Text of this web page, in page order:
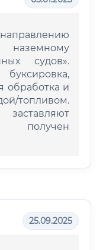
судов».
обработка и
заставляют
получен
25.09.2025